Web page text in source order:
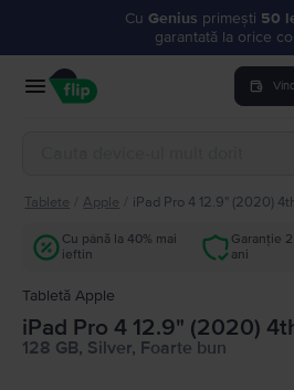
Cu Genius primești 50
garantată la orice
Tablete Apple iPad Pro 4 12.9" (2020)
Cu până la 40% mai
ieftin
Garanție 2
ani
Tabletă Apple
iPad Pro 4 12.9" (2020)
128 GB, Silver, Foarte bun